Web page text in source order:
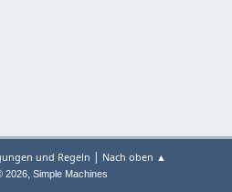
und Regeln | Nach oben ▲
2026, Simple Machines